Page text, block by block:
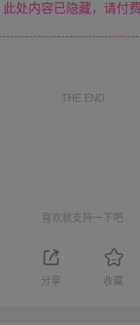
此处内容已隐藏，请付
THE END
喜欢就支持一下吧
分享 收藏